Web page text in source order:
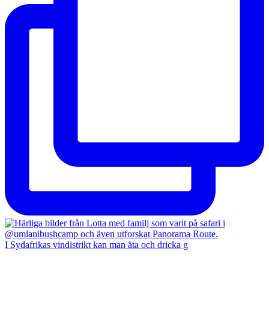
I Sydafrikas vindistrikt kan man äta och dricka g